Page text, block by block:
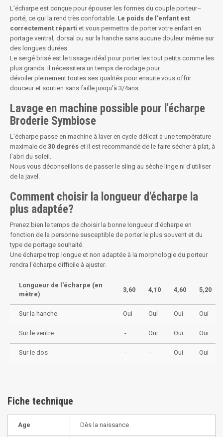
L’écharpe est conçue pour épouser les formes du couple porteur–
porté, ce qui la rend très confortable. Le poids de l'enfant est
correctement réparti et vous permettra de porter votre enfant en
portage ventral, dorsal ou sur la hanche sans aucune douleur même sur
des longues durées.
Le sergé brisé est le tissage idéal pour porter les tout petits comme les
plus grands. Il nécessitera un temps de rodage pour
dévoiler pleinement toutes ses qualités pour ensuite vous offrir
douceur et soutien sans faille jusqu'à 3/4ans.
Lavage en machine possible pour l'écharpe
Broderie Symbiose
L'écharpe passe en machine à laver en cycle délicat à une température
maximale de 30 degrés et il est recommandé de le faire sécher à plat, à
l'abri du soleil.
Nous vous déconseillons de passer le sling au sèche linge ni d'utiliser
de la javel.
Comment choisir la longueur d'écharpe la
plus adaptée?
Prenez bien le temps de choisir la bonne longueur d'écharpe en
fonction de la personne susceptible de porter le plus souvent et du
type de portage souhaité.
Une écharpe trop longue et non adaptée à la morphologie du porteur
rendra l'écharpe difficile à ajuster.
Longueur de l'écharpe (en
mètre)
3,60 4,10 4,60 5,20
Sur la hanche Oui Oui Oui Oui
Sur le ventre - Oui Oui Oui
Sur le dos - - Oui Oui
Fiche technique
Age Dès la naissance